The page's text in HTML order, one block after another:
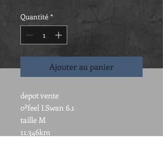
Quantité *
Ajouter au panier
depot vente
o²feel I.Swan 6.1
taille M
11.346km